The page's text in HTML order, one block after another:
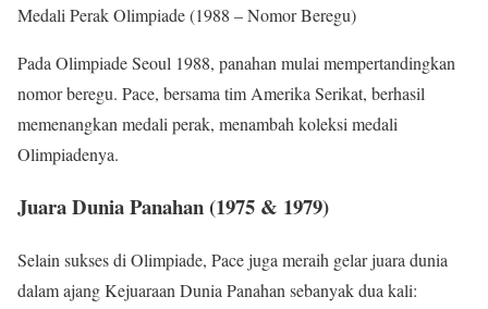
Medali Perak Olimpiade (1988 – Nomor Beregu)
Pada Olimpiade Seoul 1988, panahan mulai mempertandingkan
nomor beregu. Pace, bersama tim Amerika Serikat, berhasil
memenangkan medali perak, menambah koleksi medali
Olimpiadenya.
Juara Dunia Panahan (1975 & 1979)
Selain sukses di Olimpiade, Pace juga meraih gelar juara dunia
dalam ajang Kejuaraan Dunia Panahan sebanyak dua kali: